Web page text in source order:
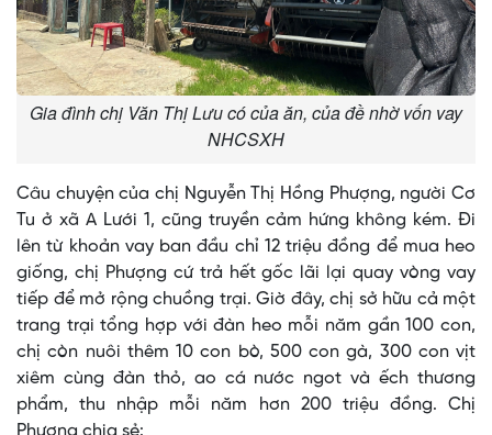
Gia đình chị Văn Thị Lưu có của ăn, của đề nhờ vốn vay
NHCSXH
Câu chuyện của chị Nguyễn Thị Hồng Phượng, người Cơ
Tu ở xã A Lưới 1, cũng truyền cảm hứng không kém. Đi
lên từ khoản vay ban đầu chỉ 12 triệu đồng để mua heo
giống, chị Phượng cứ trả hết gốc lãi lại quay vòng vay
tiếp để mở rộng chuồng trại. Giờ đây, chị sở hữu cả một
trang trại tổng hợp với đàn heo mỗi năm gần 100 con,
chị còn nuôi thêm 10 con bò, 500 con gà, 300 con vịt
xiêm cùng đàn thỏ, ao cá nước ngot và ếch thương
phẩm, thu nhập mỗi năm hơn 200 triệu đồng. Chị